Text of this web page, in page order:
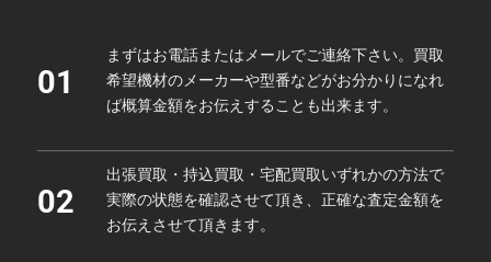
01
まずはお電話またはメールでご連絡下さい。買取
希望機材のメーカーや型番などがお分かりになれ
ば概算金額をお伝えすることも出来ます。
02
出張買取・持込買取・宅配買取いずれかの方法で
実際の状態を確認させて頂き、正確な査定金額を
お伝えさせて頂きます。